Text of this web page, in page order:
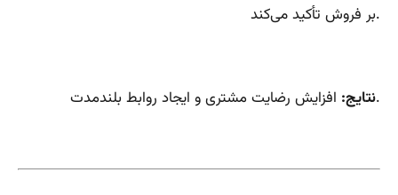
بر فروش تأکید می‌کند.
نتایج:افزایش رضایت مشتری و ایجاد روابط بلندمدت.